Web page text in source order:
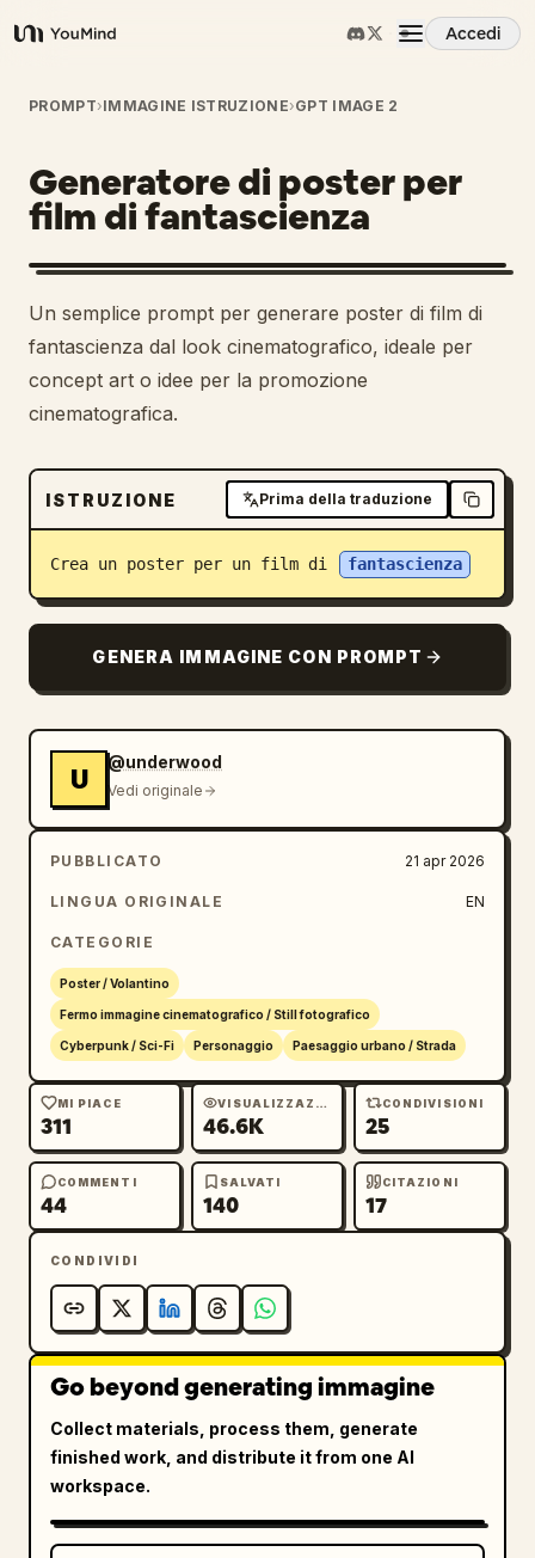
YouMind
Accedi
Panoramica
Casi d'uso
Abilità
Prompt
Prezzi
Scarica
Blog
Aggiornamenti
PROMPT›IMMAGINE ISTRUZIONE›GPT IMAGE 2
Generatore di poster per
film di fantascienza
Un semplice prompt per generare poster di film di
fantascienza dal look cinematografico, ideale per
concept art o idee per la promozione
cinematografica.
ISTRUZIONE Prima della traduzione
Crea un poster per un film di fantascienza
GENERA IMMAGINE CON PROMPT
U
@underwood
Vedi originale
PUBBLICATO 21 apr 2026
LINGUA ORIGINALE EN
CATEGORIE
Poster / Volantino
Fermo immagine cinematografico / Still fotografico
Cyberpunk / Sci-Fi Personaggio Paesaggio urbano / Strada
MI PIACE
311
VISUALIZZAZIONI
46.6K
CONDIVISIONI
25
COMMENTI
44
SALVATI
140
CITAZIONI
17
CONDIVIDI
Go beyond generating immagine
Collect materials, process them, generate
finished work, and distribute it from one AI
workspace.